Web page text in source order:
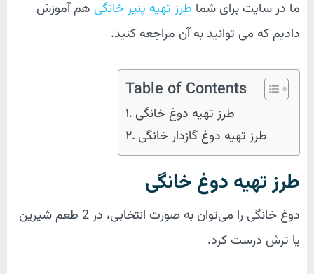
ما در سایت برای شما طرز تهیه پنیر خانگی هم آموزش
دادیم که می توانید به آن مراجعه کنید.
Table of Contents
طرز تهیه دوغ خانگی
طرز تهیه دوغ گازدار خانگی
طرز تهیه دوغ خانگی
دوغ‌ خانگی را می‌توان به صورت انتخابی، در 2 طعم شیرین
یا ترش درست کرد.